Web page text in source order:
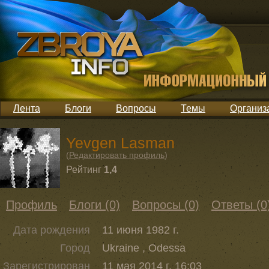
Лента Блоги Вопросы Темы
Yevgen Lasman
(Редактировать профиль)
Рейтинг 1,4
Профиль Блоги (0) Вопросы (0) Ответы
Дата рождения
11 июня 1982 г.
Город
Ukraine , Odessa
Зарегистрирован
11 мая 2014 г. 16:03